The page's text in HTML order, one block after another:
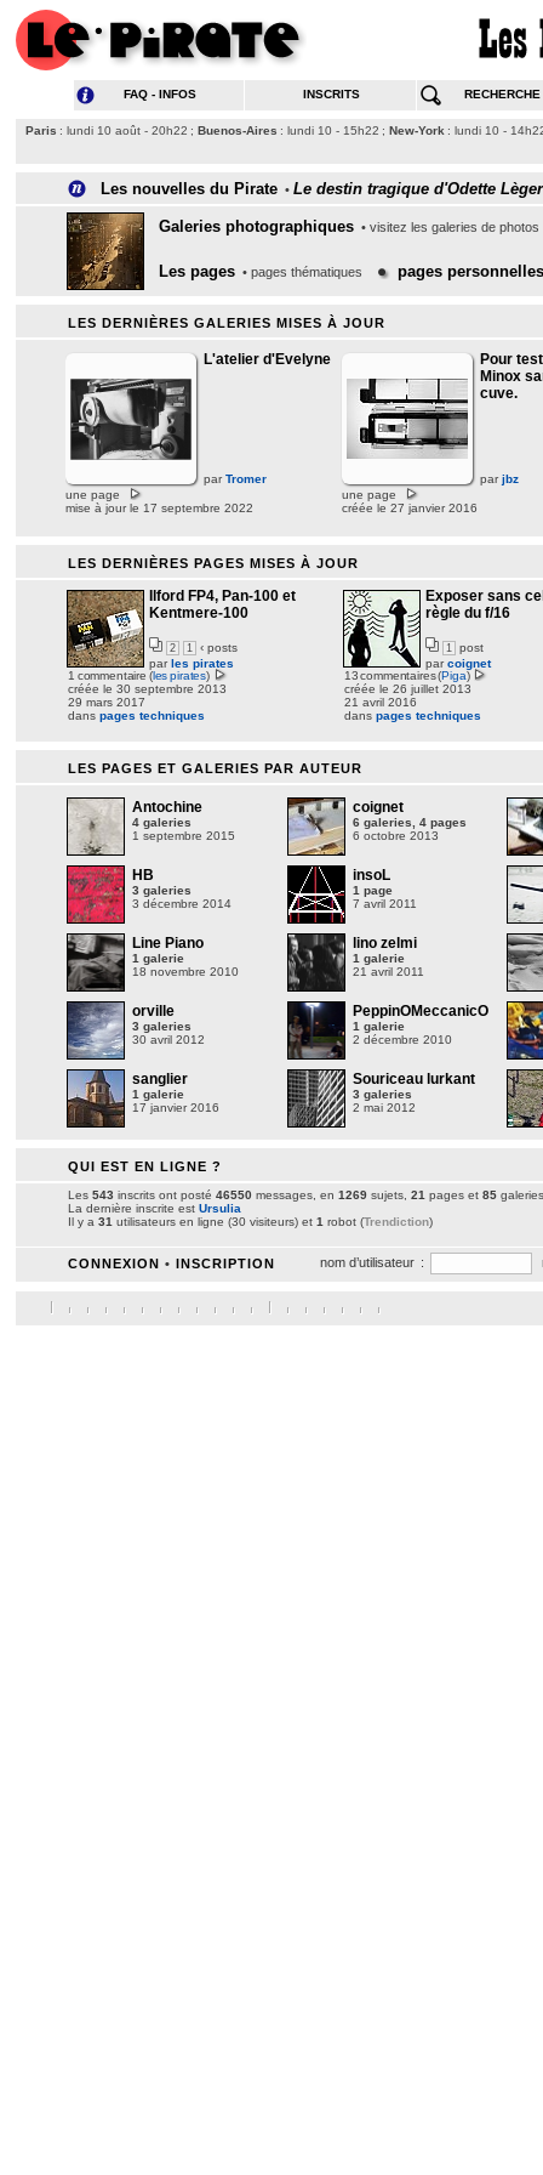
FAQ - INFOS INSCRITS RECHERCHE
Paris : lundi 10 août - 20h22 ; Buenos-Aires : lundi 10 - 15h22 ; New-York : lundi 10 -
Les nouvelles du Pirate • Le destin tragique d'Odette
Galeries photographiques • visitez les galeries de photos
Les pages • pages thématiques pages personnelles
LES DERNIÈRES GALERIES MISES À JOUR
L'atelier d'Evelyne
parTromer
une page
mise à jour le 17 septembre 2022
Pour
Minox
cuve.
parjbz
une page
créée le 27 janvier 2016
LES DERNIÈRES PAGES MISES À JOUR
Ilford FP4, Pan-100 et
Kentmere-100
2 1 ‹ posts
parles pirates
1 commentaire (les pirates)
créée le 30 septembre 2013
29 mars 2017
dans pages techniques
Exposer sans
règle du f/16
1
post
parcoignet
13 commentaires (Piga)
créée le 26 juillet 2013
21 avril 2016
dans pages techniques
LES PAGES ET GALERIES PAR AUTEUR
Antochine
4 galeries
1 septembre 2015
coignet
6 galeries, 4 pages
6 octobre 2013
HB
3 galeries
3 décembre 2014
insoL
1 page
7 avril 2011
Line Piano
1 galerie
18 novembre 2010
lino zelmi
1 galerie
21 avril 2011
orville
3 galeries
30 avril 2012
PeppinOMeccanicO
1 galerie
2 décembre 2010
sanglier
1 galerie
17 janvier 2016
Souriceau lurkant
3 galeries
2 mai 2012
QUI EST EN LIGNE ?
Les 543 inscrits ont posté 46550 messages, en 1269 sujets, 21 pages et 85 galeries
La dernière inscrite est Ursulia
Il y a 31 utilisateurs en ligne (30 visiteurs) et 1 robot (Trendiction)
CONNEXION • INSCRIPTION nom d’utilisateur :